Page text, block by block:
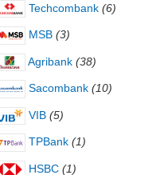
Techcombank (6)
MSB (3)
Agribank (38)
Sacombank (10)
VIB (5)
TPBank (1)
HSBC (1)